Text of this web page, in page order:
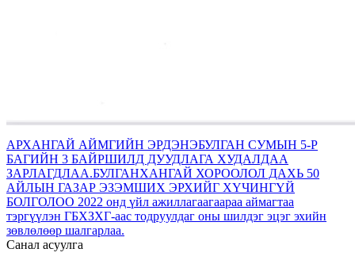
АРХАНГАЙ АЙМГИЙН ЭРДЭНЭБУЛГАН СУМЫН 5-Р
БАГИЙН 3 БАЙРШИЛД ДУУДЛАГА ХУДАЛДАА
ЗАРЛАГДЛАА.БУЛГАНХАНГАЙ ХОРООЛОЛ ДАХЬ 50
АЙЛЫН ГАЗАР ЭЗЭМШИХ ЭРХИЙГ ХҮЧИНГҮЙ
БОЛГОЛОО 2022 онд үйл ажиллагаагаараа аймагтаа
тэргүүлэн ГБХЗХГ-аас тодруулдаг оны шилдэг эцэг эхийн
зөвлөлөөр шалгарлаа.
Санал асуулга